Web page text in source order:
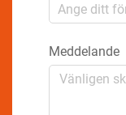
Meddelande